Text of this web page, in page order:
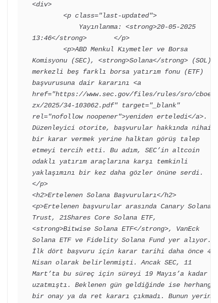
<div>
13:46</strong>       </p>
Komisyonu (SEC), <strong>Solana</strong> (SOL)
merkezli beş farklı borsa yatırım fonu (ETF)
başvurusuna dair kararını <a
href="https://www.sec.gov/files/rules/sro/cboeb
zx/2025/34-103062.pdf" target="_blank"
rel="nofollow noopener">yeniden erteledi</a>.
Düzenleyici otorite, başvurular hakkında nihai
bir karar vermek yerine halktan görüş talep
etmeyi tercih etti. Bu adım, SEC’in altcoin
odaklı yatırım araçlarına karşı temkinli
yaklaşımını bir kez daha gözler önüne serdi.
</p>
<h2>Ertelenen Solana Başvuruları</h2>
<p>Ertelenen başvurular arasında Canary Solana
Trust, 21Shares Core Solana ETF,
<strong>Bitwise Solana ETF</strong>, VanEck
Solana ETF ve Fidelity Solana Fund yer alıyor.
İlk dört başvuru için karar tarihi daha önce 4
Nisan olarak belirlenmişti. Ancak SEC, 11
Mart’ta bu süreç için süreyi 19 Mayıs’a kadar
uzatmıştı. Beklenen gün geldiğinde ise herhangi
bir onay ya da ret kararı çıkmadı. Bunun yerine